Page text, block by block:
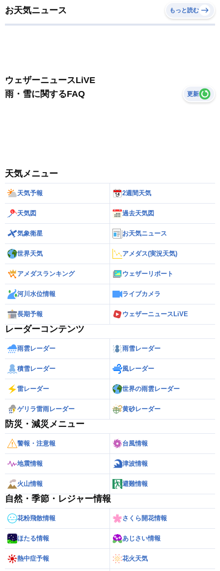
お天気ニュース もっと読む
ウェザーニュースLiVE
雨・雪に関するFAQ
更新
天気メニュー
天気予報 2週間天気
天気図 過去天気図
気象衛星 お天気ニュース
世界天気 アメダス(実況天気)
アメダスランキング ウェザーリポート
河川水位情報 ライブカメラ
長期予報 ウェザーニュースLiVE
レーダーコンテンツ
雨雲レーダー 雨雪レーダー
積雪レーダー 風レーダー
雷レーダー 世界の雨雲レーダー
ゲリラ雷雨レーダー 黄砂レーダー
防災・減災メニュー
警報・注意報 台風情報
地震情報 津波情報
火山情報 避難情報
自然・季節・レジャー情報
花粉飛散情報 さくら開花情報
ほたる情報 あじさい情報
熱中症予報 花火天気